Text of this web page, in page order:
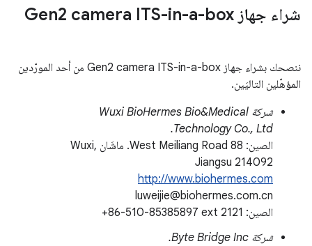
شراء جهاز Gen2 camera ITS-in-a-box
ننصحك بشراء جهاز Gen2 camera ITS-in-a-box من أحد المورّدين
المؤهّلين التاليَين.
شركة Wuxi BioHermes Bio&Medical
Technology Co., Ltd.
الصين: 88 West Meiliang Road. ماشَان Wuxi,
Jiangsu 214092
http://www.biohermes.com
luweijie@biohermes.com.cn
الصين: ‎+86-510-85385897 ext 2121
شركة Byte Bridge Inc.